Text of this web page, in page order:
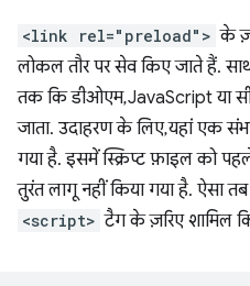
<link rel="preload"> के
लोकल तौर पर सेव किए जाते हैं.
तक कि डीओएम, JavaScript या
जाता. उदाहरण के लिए, यहां एक
गया है. इसमें स्क्रिप्ट फ़ाइल को
तुरंत लागू नहीं किया गया है. ऐसा
<script> टैग के ज़रिए शामिल